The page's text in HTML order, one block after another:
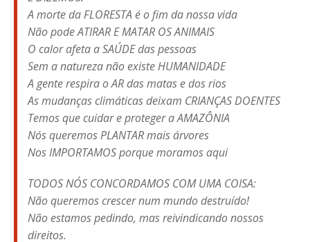
A morte da FLORESTA é o fim da nossa vida
Não pode ATIRAR E MATAR OS ANIMAIS
O calor afeta a SAÚDE das pessoas
Sem a natureza não existe HUMANIDADE
A gente respira o AR das matas e dos rios
As mudanças climáticas deixam CRIANÇAS DOENTES
Temos que cuidar e proteger a AMAZÔNIA
Nós queremos PLANTAR mais árvores
Nos IMPORTAMOS porque moramos aqui
TODOS NÓS CONCORDAMOS COM UMA COISA:
Não queremos crescer num mundo destruído!
Não estamos pedindo, mas reivindicando nossos
direitos.